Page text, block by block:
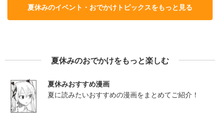
夏休みのイベント・おでかけトピックスをもっと見る
夏休みのおでかけをもっと楽しむ
夏休みおすすめ漫画
夏に読みたいおすすめの漫画をまとめてご紹介！